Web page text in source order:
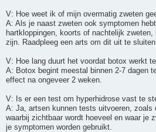
V: Hoe weet ik of mijn overmatig zweten
A: Als je naast zweten ook symptomen
hartkloppingen, koorts of nachtelijk
zijn. Raadpleeg een arts om dit uit te sluiten.
V: Hoe lang duurt het voordat botox werkt
A: Botox begint meestal binnen 2-7 dagen
effect na ongeveer 2 weken.
V: Is er een test om hyperhidrose vast te
A: Ja, artsen kunnen tests uitvoeren, zoals
waarbij zichtbaar wordt hoeveel en waar je
je symptomen worden gebruikt.